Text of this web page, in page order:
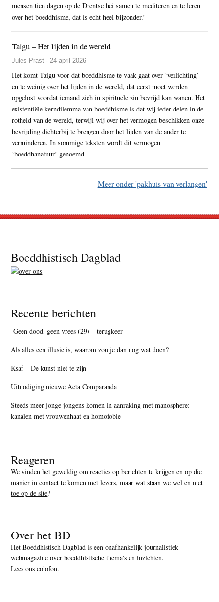
mensen tien dagen op de Drentse hei samen te mediteren en te leren
over het boeddhisme, dat is echt heel bijzonder.’
Taigu – Het lijden in de wereld
Jules Prast - 24 april 2026
Het komt Taigu voor dat boeddhisme te vaak gaat over ‘verlichting’
en te weinig over het lijden in de wereld, dat eerst moet worden
opgelost voordat iemand zich in spirituele zin bevrijd kan wanen. Het
existentiële kerndilemma van boeddhisme is dat wij ieder delen in de
rotheid van de wereld, terwijl wij over het vermogen beschikken onze
bevrijding dichterbij te brengen door het lijden van de ander te
verminderen. In sommige teksten wordt dit vermogen
‘boeddhanatuur’ genoemd.
Meer onder 'pakhuis van verlangen'
Footer
Boeddhistisch Dagblad
Recente berichten
Geen dood, geen vrees (29) – terugkeer
Als alles een illusie is, waarom zou je dan nog wat doen?
Ksaf – De kunst niet te zijn
Uitnodiging nieuwe Acta Comparanda
Steeds meer jonge jongens komen in aanraking met manosphere:
kanalen met vrouwenhaat en homofobie
Reageren
We vinden het geweldig om reacties op berichten te krijgen en op die
manier in contact te komen met lezers, maarwat staan we wel en niet
toe op de site?
Over het BD
Het Boeddhistisch Dagblad is een onafhankelijk journalistiek
webmagazine over boeddhistische thema’s en inzichten.
Lees ons colofon.